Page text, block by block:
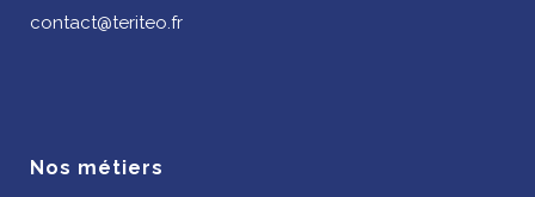
contact@teriteo.fr
Nos métiers